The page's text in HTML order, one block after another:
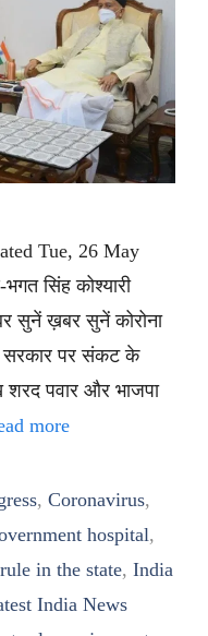
Tue, 26 May
सिंह कोश्यारी
सुनें ख़बर सुनें कोरोना
सरकार पर संकट के
शरद पवार और भाजपा
more
, Coronavirus,
hospital,
in the state, India
India News